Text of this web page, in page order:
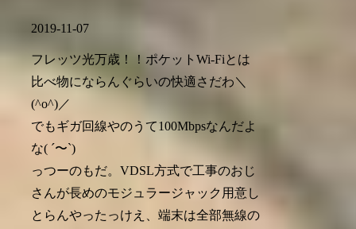
2019-11-07
フレッツ光万歳！！ポケットWi-Fiとは
比べ物にならんぐらいの快適さだわ＼
(^o^)／
でもギガ回線やのうて100Mbpsなんだよ
な( ´〜`)
っつーのもだ。VDSL方式で工事のおじ
さんが長めのモジュラージャック用意し
とらんやったっけえ、端末は全部無線の